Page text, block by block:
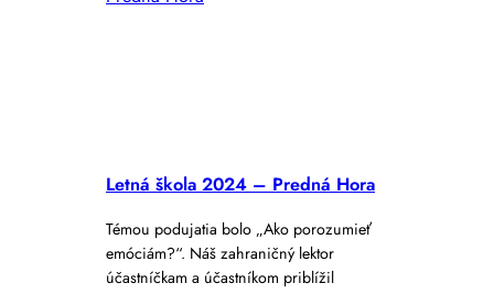
Letná škola 2024 – Predná Hora
Témou podujatia bolo „Ako porozumieť
emóciám?“. Náš zahraničný lektor
účastníčkam a účastníkom priblížil